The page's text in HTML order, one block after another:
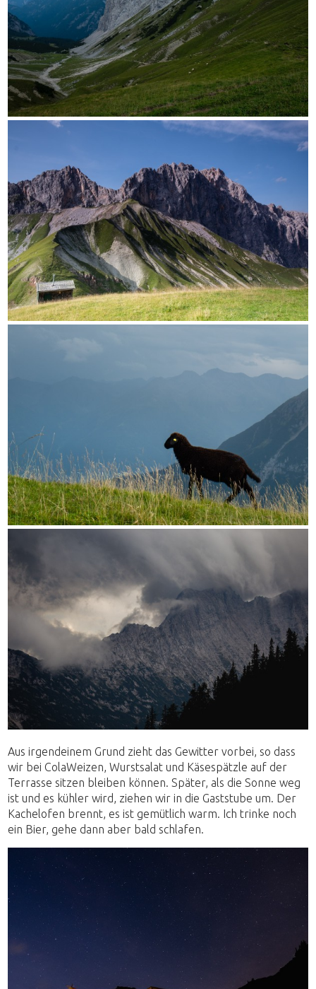
Aus irgendeinem Grund zieht das Gewitter vorbei, so dass
wir bei ColaWeizen, Wurstsalat und Käsespätzle auf der
Terrasse sitzen bleiben können. Später, als die Sonne weg
ist und es kühler wird, ziehen wir in die Gaststube um. Der
Kachelofen brennt, es ist gemütlich warm. Ich trinke noch
ein Bier, gehe dann aber bald schlafen.